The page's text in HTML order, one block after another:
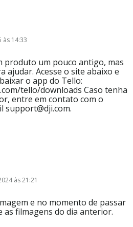
às 14:33
produto um pouco antigo, mas
ajudar. Acesse o site abaixo e
o app do Tello:
tello/downloads Caso tenha
entre em contato com o
support@dji.com.
às 21:21
e no momento de passar
as filmagens do dia anterior.